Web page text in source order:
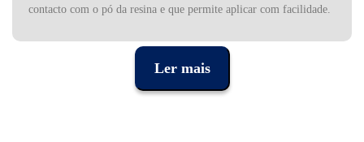
contacto com o pó da resina e que permite aplicar com facilidade.
Devido à qualidade das cordas e das resinas que produz, a Pirastro
tornou-se sinónimo de um som bonito e fiável. Como resultado,
um grande número de músicos instrumentos de arco toca e
recomenda as cordas desta marca. Com sua flexibilidade tonal e
Ler mais